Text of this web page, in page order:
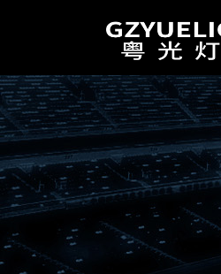
联
广州晟光舞台灯光
地址：广州市番禺
电话：020-
手机：189-2413-
传真：+86-020-
邮箱：